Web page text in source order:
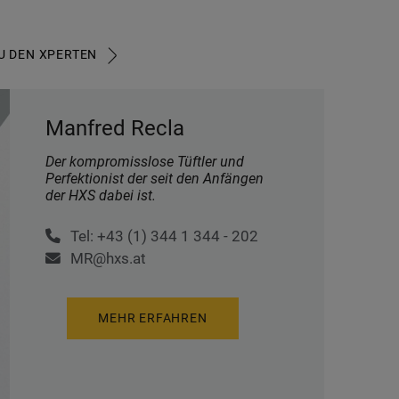
DEN XPERTEN
Manfred Recla
Der kompromisslose Tüftler und
Perfektionist der seit den Anfängen
der HXS dabei ist.
Tel: +43 (1) 344 1 344 - 202
MR@hxs.at
MEHR ERFAHREN